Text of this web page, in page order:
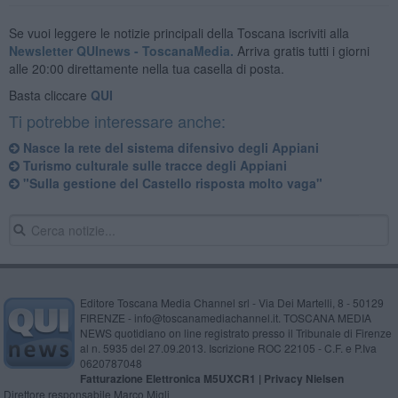
Se vuoi leggere le notizie principali della Toscana iscriviti alla
Newsletter QUInews - ToscanaMedia. Arriva gratis tutti i giorni
alle 20:00 direttamente nella tua casella di posta.
Basta cliccare QUI
Ti potrebbe interessare anche:
Nasce la rete del sistema difensivo degli Appiani
Turismo culturale sulle tracce degli Appiani
"Sulla gestione del Castello risposta molto vaga"
Editore Toscana Media Channel srl - Via Dei Martelli, 8 - 50129
FIRENZE - info@toscanamediachannel.it. TOSCANA MEDIA
NEWS quotidiano on line registrato presso il Tribunale di Firenze
al n. 5935 del 27.09.2013. Iscrizione ROC 22105 - C.F. e P.Iva
0620787048
Fatturazione Elettronica M5UXCR1 | Privacy Nielsen
Direttore responsabile Marco Migli